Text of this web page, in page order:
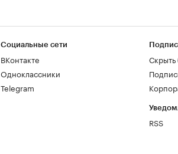
Социальные сети
ВКонтакте
Одноклассники
Telegram
RSS